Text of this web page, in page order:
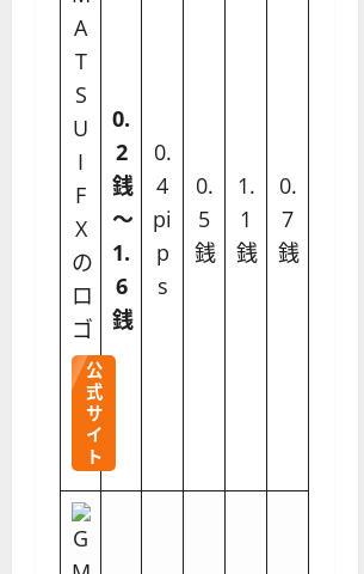
公
式
サ
イ
ト
0.
2
銭
〜
1.
6
銭
0.
4
pi
p
s
0.
5
銭
1.
1
銭
0.
7
銭